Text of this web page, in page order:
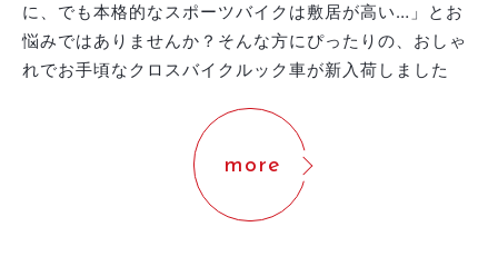
に、でも本格的なスポーツバイクは敷居が高い…」とお
悩みではありませんか？そんな方にぴったりの、おしゃ
れでお手頃なクロスバイクルック車が新入荷しました
more